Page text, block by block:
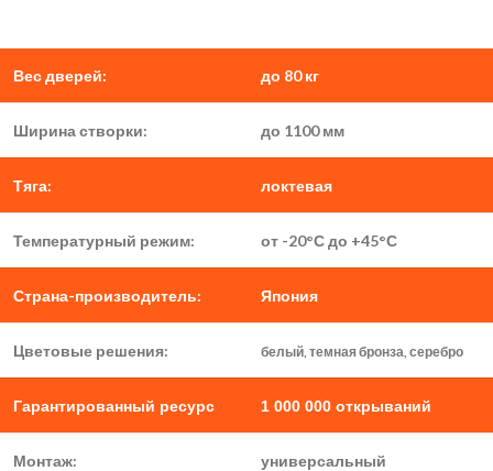
Вес дверей: до 80 кг
Ширина створки: до 1100 мм
Тяга: локтевая
Температурный режим: от -20°С до +45°С
Страна-производитель: Япония
Цветовые решения: белый, темная бронза, серебро
Гарантированный ресурс 1 000 000 открываний
Монтаж: универсальный